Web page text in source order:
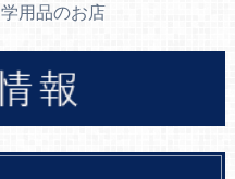
用品のお店